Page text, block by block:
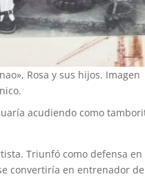
Rosa y sus hijos. Imagen
acudiendo como
Triunfó como defensa en
convertiría en entrenador